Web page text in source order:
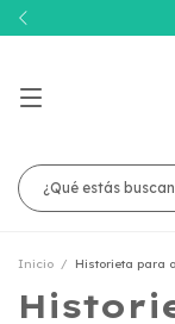
Inicio / Historieta para